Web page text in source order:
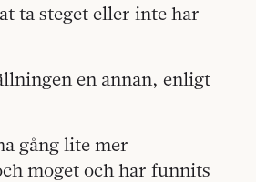
ta steget eller inte har
en annan, enligt
gång lite mer
moget och har funnits